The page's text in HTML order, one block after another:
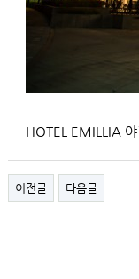
HOTEL EMILLIA
이전글 다음글